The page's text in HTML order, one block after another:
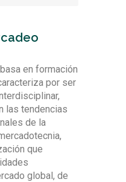
en formación
por ser
las tendencias
de la
que
global, de